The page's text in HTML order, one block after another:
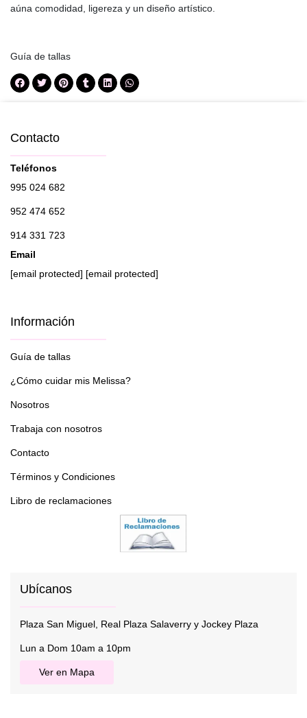
aúna comodidad, ligereza y un diseño artístico.
Guía de tallas
Contacto
Teléfonos
995 024 682
952 474 652
914 331 723
Email
[email protected] [email protected]
Información
Guía de tallas
¿Cómo cuidar mis Melissa?
Nosotros
Trabaja con nosotros
Contacto
Términos y Condiciones
Libro de reclamaciones
Ubícanos
Plaza San Miguel, Real Plaza Salaverry y Jockey Plaza
Lun a Dom 10am a 10pm
Ver en Mapa